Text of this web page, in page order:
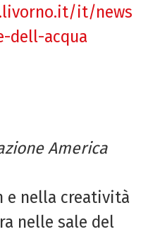
it/news
dell-acqua
America
e nella creatività
nelle sale del